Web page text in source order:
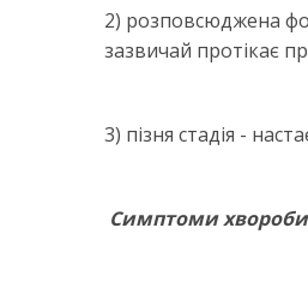
2) розповсюджена
зазвичай протікає
3) пізня стадія -
Симптоми